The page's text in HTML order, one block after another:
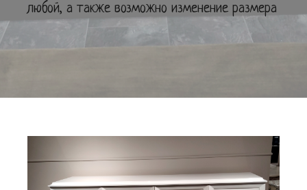
любой, а также возможно изменение размера